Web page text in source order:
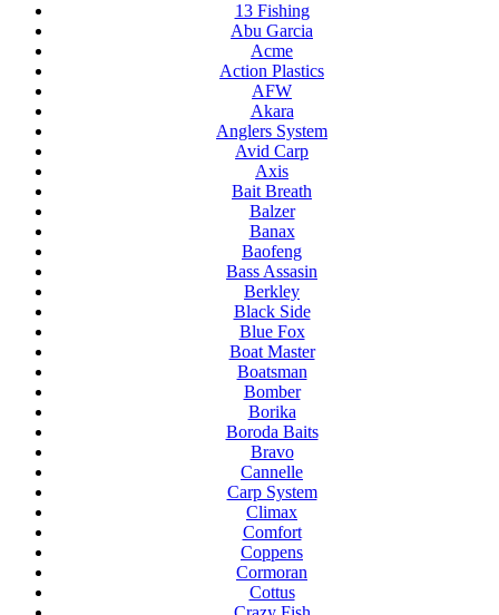
13 Fishing
Abu Garcia
Acme
Action Plastics
AFW
Akara
Anglers System
Avid Carp
Axis
Bait Breath
Balzer
Banax
Baofeng
Bass Assasin
Berkley
Black Side
Blue Fox
Boat Master
Boatsman
Bomber
Borika
Boroda Baits
Bravo
Cannelle
Carp System
Climax
Comfort
Coppens
Cormoran
Cottus